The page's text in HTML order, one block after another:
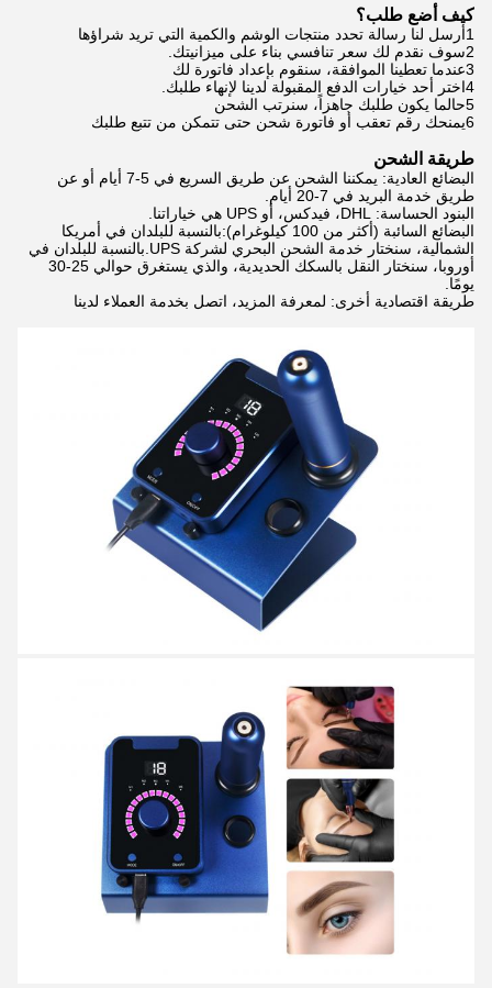
كيف أضع طلب؟
1أرسل لنا رسالة تحدد منتجات الوشم والكمية التي تريد شراؤها
2سوف نقدم لك سعر تنافسي بناء على ميزانيتك.
3عندما تعطينا الموافقة، سنقوم بإعداد فاتورة لك
4اختر أحد خيارات الدفع المقبولة لدينا لإنهاء طلبك.
5حالما يكون طلبك جاهزاً، سنرتب الشحن
6يمنحك رقم تعقب أو فاتورة شحن حتى تتمكن من تتبع طلبك
طريقة الشحن
البضائع العادية: يمكننا الشحن عن طريق السريع في 5-7 أيام أو عن
طريق خدمة البريد في 7-20 أيام.
البنود الحساسة: DHL، فيدكس، أو UPS هي خياراتنا.
البضائع السائبة (أكثر من 100 كيلوغرام):بالنسبة للبلدان في أمريكا
الشمالية، سنختار خدمة الشحن البحري لشركة UPS.بالنسبة للبلدان في
أوروبا، سنختار النقل بالسكك الحديدية، والذي يستغرق حوالي 25-30
يومًا.
طريقة اقتصادية أخرى: لمعرفة المزيد، اتصل بخدمة العملاء لدينا